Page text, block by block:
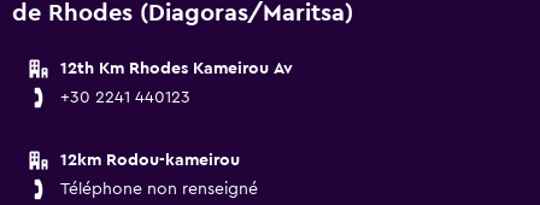
de Rhodes (Diagoras/Maritsa)
12th Km Rhodes Kameirou Av
+30 2241 440123
12km Rodou-kameirou
Téléphone non renseigné